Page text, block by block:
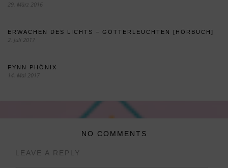
29. März 2016
ERWACHEN DES LICHTS – GÖTTERLEUCHTEN [HÖRBUCH]
2. Juli 2017
FYNN PHÖNIX
14. Mai 2017
NO COMMENTS
LEAVE A REPLY